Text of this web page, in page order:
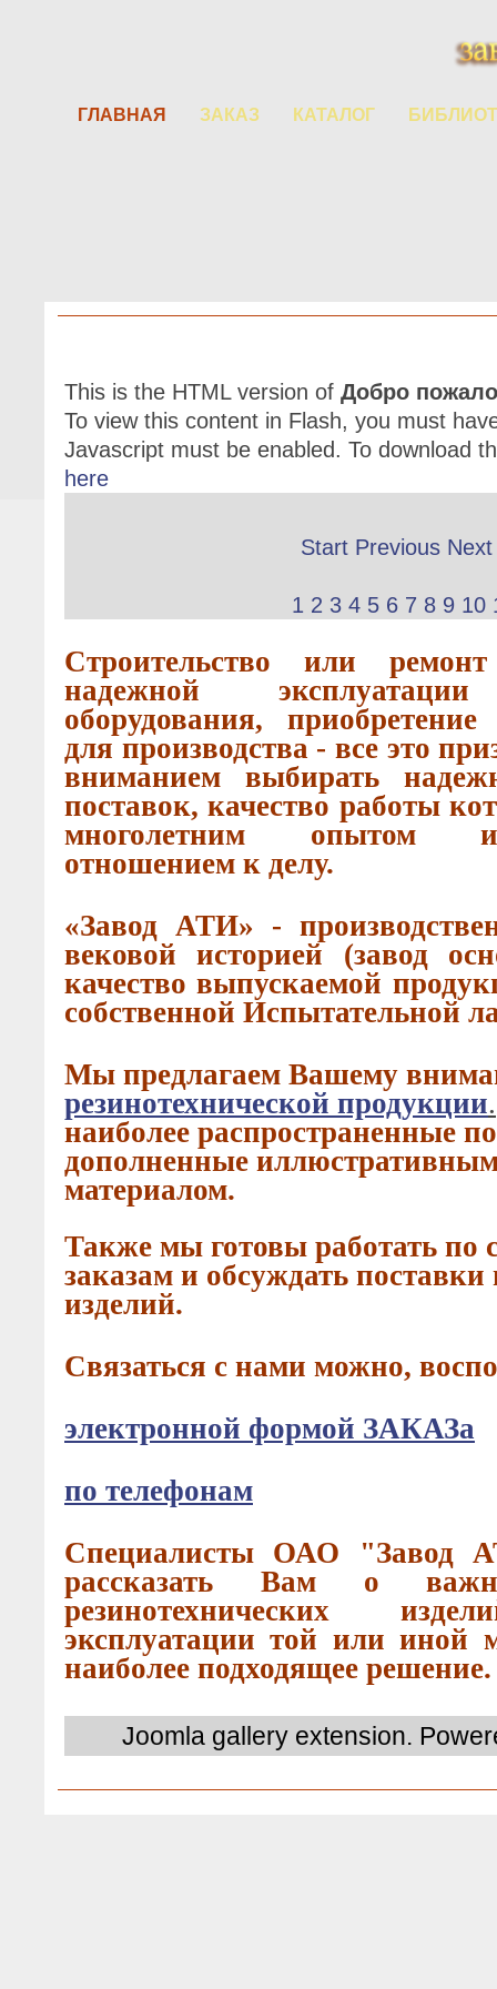
ГЛАВНАЯ ЗАКАЗ КАТАЛОГ
This is the HTML version of Добро
To view this content in Flash, you must
Javascript must be enabled. To download
here
Start Previous Next
1 2 3 4 5 6 7 8 9 10
Строительство или
надежной
оборудования,
для производства - все это
вниманием выбирать
поставок, качество работы
многолетним опытом и
отношением к делу.
«Завод АТИ» -
вековой историей (завод
качество выпускаемой
собственной Испытательной
Мы предлагаем Вашему
резинотехнической продукции.
наиболее распространенные
дополненные
материалом.
Также мы готовы работать по
заказам и обсуждать
изделий.
Связаться с нами можно,
электронной формой ЗАКАЗа
по телефонам
Специалисты ОАО "Завод
рассказать Вам о
резинотехнических
эксплуатации той или иной
наиболее подходящее решение.
Joomla galleryextension.